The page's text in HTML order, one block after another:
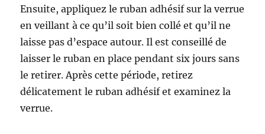
Ensuite, appliquez le ruban adhésif sur la verrue
en veillant à ce qu’il soit bien collé et qu’il ne
laisse pas d’espace autour. Il est conseillé de
laisser le ruban en place pendant six jours sans
le retirer. Après cette période, retirez
délicatement le ruban adhésif et examinez la
verrue.